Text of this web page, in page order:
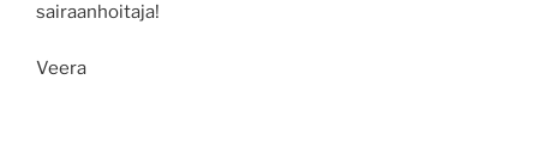
sairaanhoitaja!
Veera